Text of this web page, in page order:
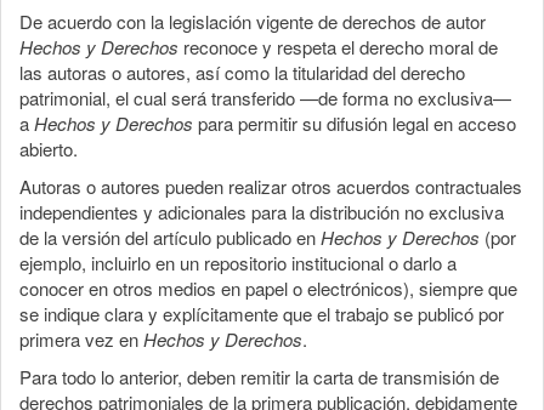
De acuerdo con la legislación vigente de derechos de autor
Hechos y Derechos reconoce y respeta el derecho moral de
las autoras o autores, así como la titularidad del derecho
patrimonial, el cual será transferido —de forma no exclusiva—
aHechos y Derechos para permitir su difusión legal en acceso
abierto.
Autoras o autores pueden realizar otros acuerdos contractuales
independientes y adicionales para la distribución no exclusiva
de la versión del artículo publicado enHechos y Derechos (por
ejemplo, incluirlo en un repositorio institucional o darlo a
conocer en otros medios en papel o electrónicos), siempre que
se indique clara y explícitamente que el trabajo se publicó por
primera vez enHechos y Derechos.
Para todo lo anterior, deben remitir la carta de transmisión de
derechos patrimoniales de la primera publicación, debidamente